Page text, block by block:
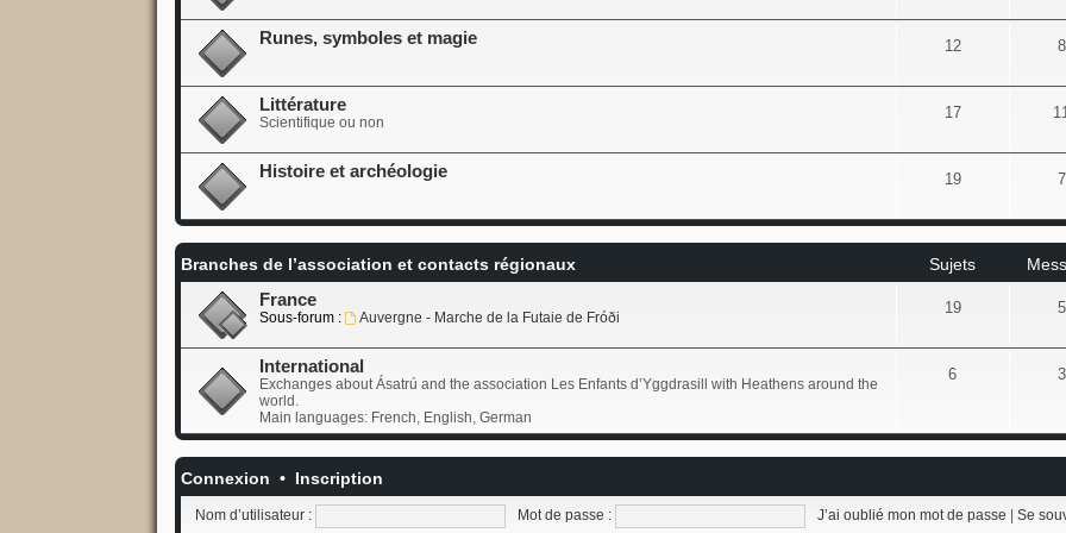
Runes, symboles et magie 12
Littérature
Scientifique ou non
17
Histoire et archéologie 19
Branches de l’association et contacts régionaux Sujets
France
Sous-forum : Auvergne - Marche de la Futaie de Fróði
19
International
Exchanges about Ásatrú and the association Les Enfants d’Yggdrasill with Heathens around the
world.
Main languages: French, English, German
6
Connexion • Inscription
Nom d’utilisateur : Mot de passe : J’ai oublié mon mot de passe | Se